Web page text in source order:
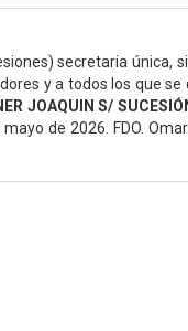
secretaria única,
y a todos los que se
JOAQUIN S/
de 2026. FDO.